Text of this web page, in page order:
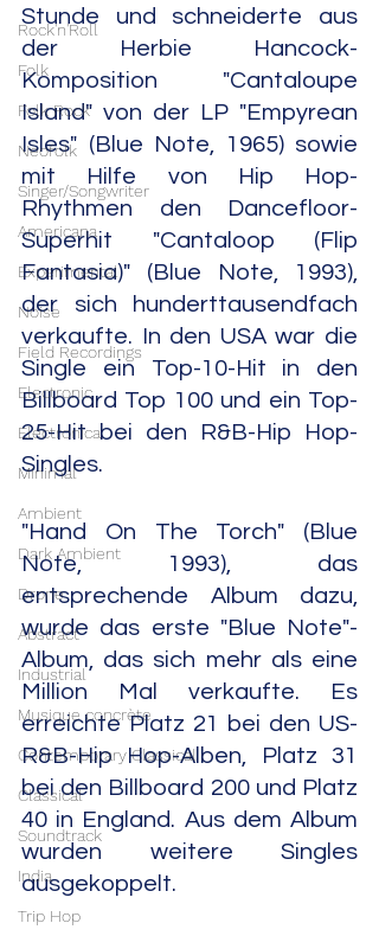
Rock'n'Roll
Folk
Folk Rock
Neofolk
Singer/Songwriter
Americana
Experimental
Noise
Field Recordings
Electronic
Electronica
Minimal
Ambient
Dark Ambient
Drone
Abstract
Industrial
Musique concrète
Contemporary Classical
Classical
Soundtrack
India
Trip Hop
Stunde und schneiderte aus
der Herbie Hancock-
Komposition "Cantaloupe
Island" von der LP "Empyrean
Isles" (Blue Note, 1965) sowie
mit Hilfe von Hip Hop-
Rhythmen den Dancefloor-
Superhit "Cantaloop (Flip
Fantasia)" (Blue Note, 1993),
der sich hunderttausendfach
verkaufte. In den USA war die
Single ein Top-10-Hit in den
Billboard Top 100 und ein Top-
25-Hit bei den R&B-Hip Hop-
Singles.
"Hand On The Torch" (Blue
Note, 1993), das
entsprechende Album dazu,
wurde das erste "Blue Note"-
Album, das sich mehr als eine
Million Mal verkaufte. Es
erreichte Platz 21 bei den US-
R&B-Hip Hop-Alben, Platz 31
bei den Billboard 200 und Platz
40 in England. Aus dem Album
wurden weitere Singles
ausgekoppelt.